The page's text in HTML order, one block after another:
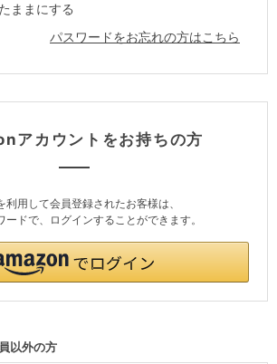
ままにする
パスワードをお忘れの方はこちら
アカウントをお持ちの方
用して会員登録されたお客様は、
ドで、ログインすることができます。
以外の方